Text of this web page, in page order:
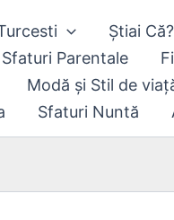
Știai Că?
Sfaturi Parentale
Modă și Stil de
Sfaturi Nuntă